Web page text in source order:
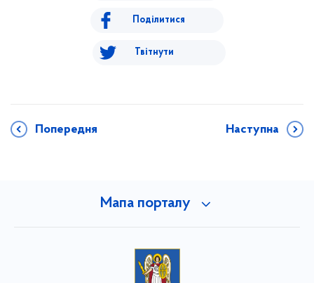
Поділитися
Твітнути
Попередня Наступна
Мапа порталу